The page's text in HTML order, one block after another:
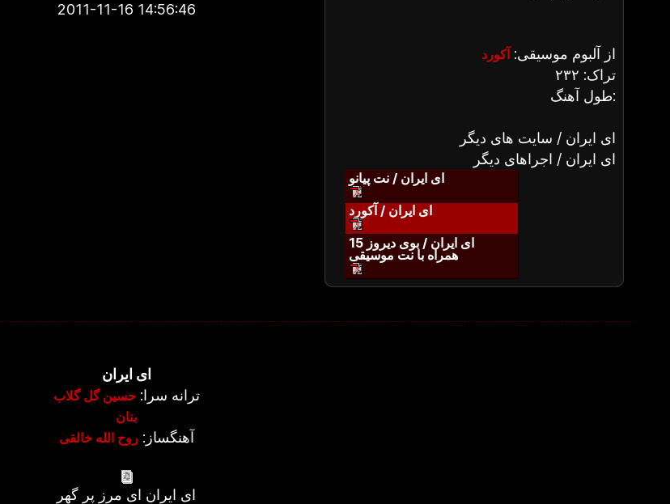
2011-11-16 14:56:46
از آلبوم موسیقی: آکورد
تراک: ۲۳۲
طول آهنگ:
ای ایران / سایت های دیگر
ای ایران / اجراهای دیگر
ای ایران / نت پیانو
ای ایران / آکورد
ای ایران / بوی دیروز 15
همراه با نت موسیقی
ای ایران
ترانه سرا:حسین گل گلاب
بنان
آهنگساز:روح الله خالقی
ای ایران ای مرز پر گهر